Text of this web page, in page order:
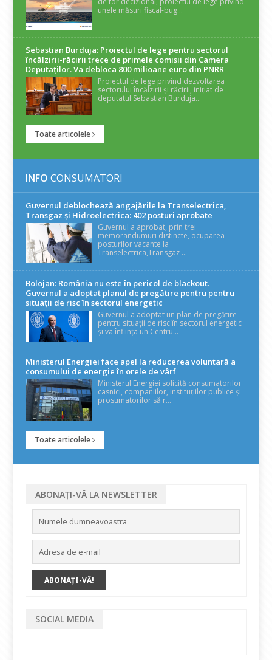
unele măsuri fiscal-bug...
Sebastian Burduja: Proiectul de lege pentru sectorul
încălzirii-răcirii trece de primele comisii din Camera
Deputaților. Va debloca 800 milioane euro din PNRR
Proiectul de lege privind dezvoltarea
sectorului încălzirii și răcirii, inițiat de
deputatul Sebastian Burduja...
Toate articolele
INFO CONSUMATORI
Guvernul deblochează angajările la Transelectrica,
Transgaz și Hidroelectrica: 402 posturi aprobate
Guvernul a aprobat, prin trei
memorandumuri distincte, ocuparea
posturilor vacante la
Transelectrica,Transgaz ...
Bolojan: România nu este în pericol de blackout.
Guvernul a adoptat planul de pregătire pentru pentru
situații de risc în sectorul energetic
Guvernul a adoptat un plan de pregătire
pentru situații de risc în sectorul energetic
și va înființa un Centru...
Ministerul Energiei face apel la reducerea voluntară a
consumului de energie în orele de vârf
Ministerul Energiei solicită consumatorilor
casnici, companiilor, instituțiilor publice și
prosumatorilor să r...
Toate articolele
ABONAȚI-VĂ LA NEWSLETTER
SOCIAL MEDIA